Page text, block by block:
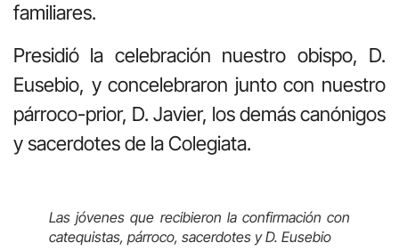
familiares.
Presidió la celebración nuestro obispo, D.
Eusebio, y concelebraron junto con nuestro
párroco-prior, D. Javier, los demás canónigos
y sacerdotes de la Colegiata.
Las jóvenes que recibieron la confirmación con
catequistas, párroco, sacerdotes y D. Eusebio